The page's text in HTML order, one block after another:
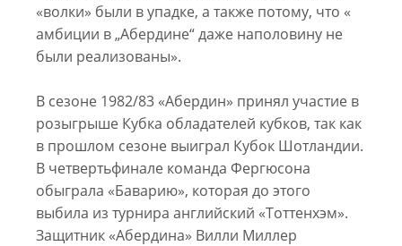
«волки» были в упадке, а также потому, что «
амбиции в „Абердине“ даже наполовину не
были реализованы».
В сезоне 1982/83 «Абердин» принял участие в
розыгрыше Кубка обладателей кубков, так как
в прошлом сезоне выиграл Кубок Шотландии.
В четвертьфинале команда Фергюсона
обыграла «Баварию», которая до этого
выбила из турнира английский «Тоттенхэм».
Защитник «Абердина» Вилли Миллер